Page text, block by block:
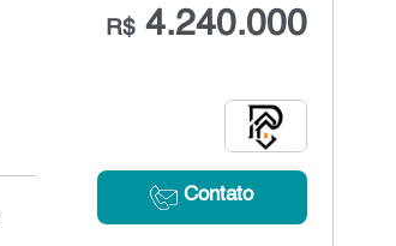
R$4.240.000
Contato